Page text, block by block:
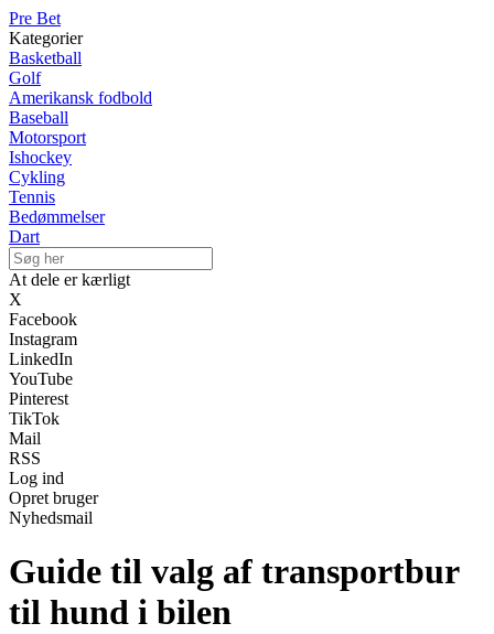
Pre Bet
Kategorier
Basketball
Golf
Amerikansk fodbold
Baseball
Motorsport
Ishockey
Cykling
Tennis
Bedømmelser
Dart
At dele er kærligt
X
Facebook
Instagram
LinkedIn
YouTube
Pinterest
TikTok
Mail
RSS
Log ind
Opret bruger
Nyhedsmail
Guide til valg af transportbur
til hund i bilen